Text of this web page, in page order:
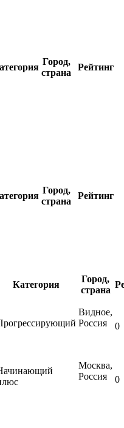
Город,
страна
Рейтинг
Город,
страна
Рейтинг
Категория
Город,
страна
Видное,
Россия
0
Москва,
Россия
0